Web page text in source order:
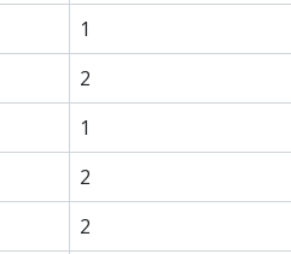
1
2
1
2
2